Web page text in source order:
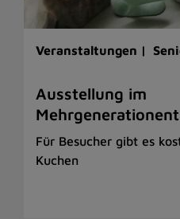
Veranstaltungen |
Ausstellung im
Für Besucher gibt es
Kuchen